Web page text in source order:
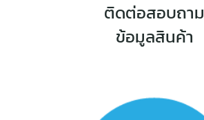
ติดต่อสอบถาม
ข้อมูลสินค้า